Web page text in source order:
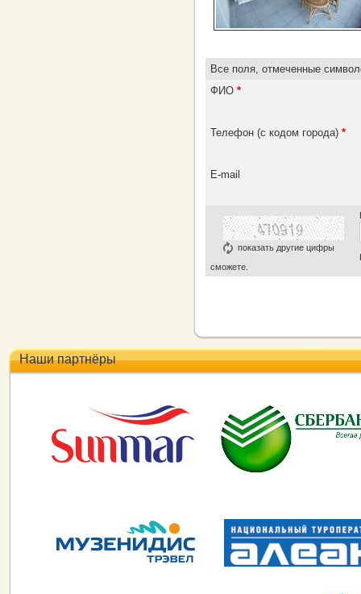
Все поля, отмеченные
ФИО *
Телефон (с кодом города) *
E-mail
показать другие цифры
сможете.
Наши партнёры